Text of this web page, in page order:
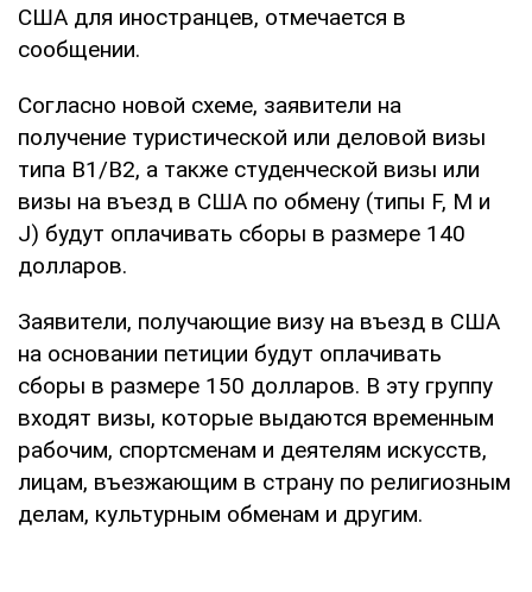
США для иностранцев, отмечается в
сообщении.
Согласно новой схеме, заявители на
получение туристической или деловой визы
типа B1/B2, а также студенческой визы или
визы на въезд в США по обмену (типы F, M и
J) будут оплачивать сборы в размере 140
долларов.
Заявители, получающие визу на въезд в США
на основании петиции будут оплачивать
сборы в размере 150 долларов. В эту группу
входят визы, которые выдаются временным
рабочим, спортсменам и деятелям искусств,
лицам, въезжающим в страну по религиозным
делам, культурным обменам и другим.